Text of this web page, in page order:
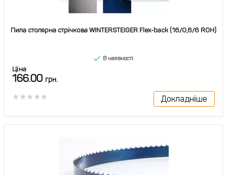
Пила столярна стрічкова WINTERSTEIGER Flex-back (16/0,6/6 ROH)
В наявності
Ціна
166.00 грн.
Докладніше